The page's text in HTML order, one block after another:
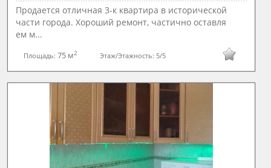
Продается отличная 3-к квартира в исторической
части города. Хороший ремонт, частично оставля
ем м...
Площадь:75 м2 Этаж/Этажность:5/5